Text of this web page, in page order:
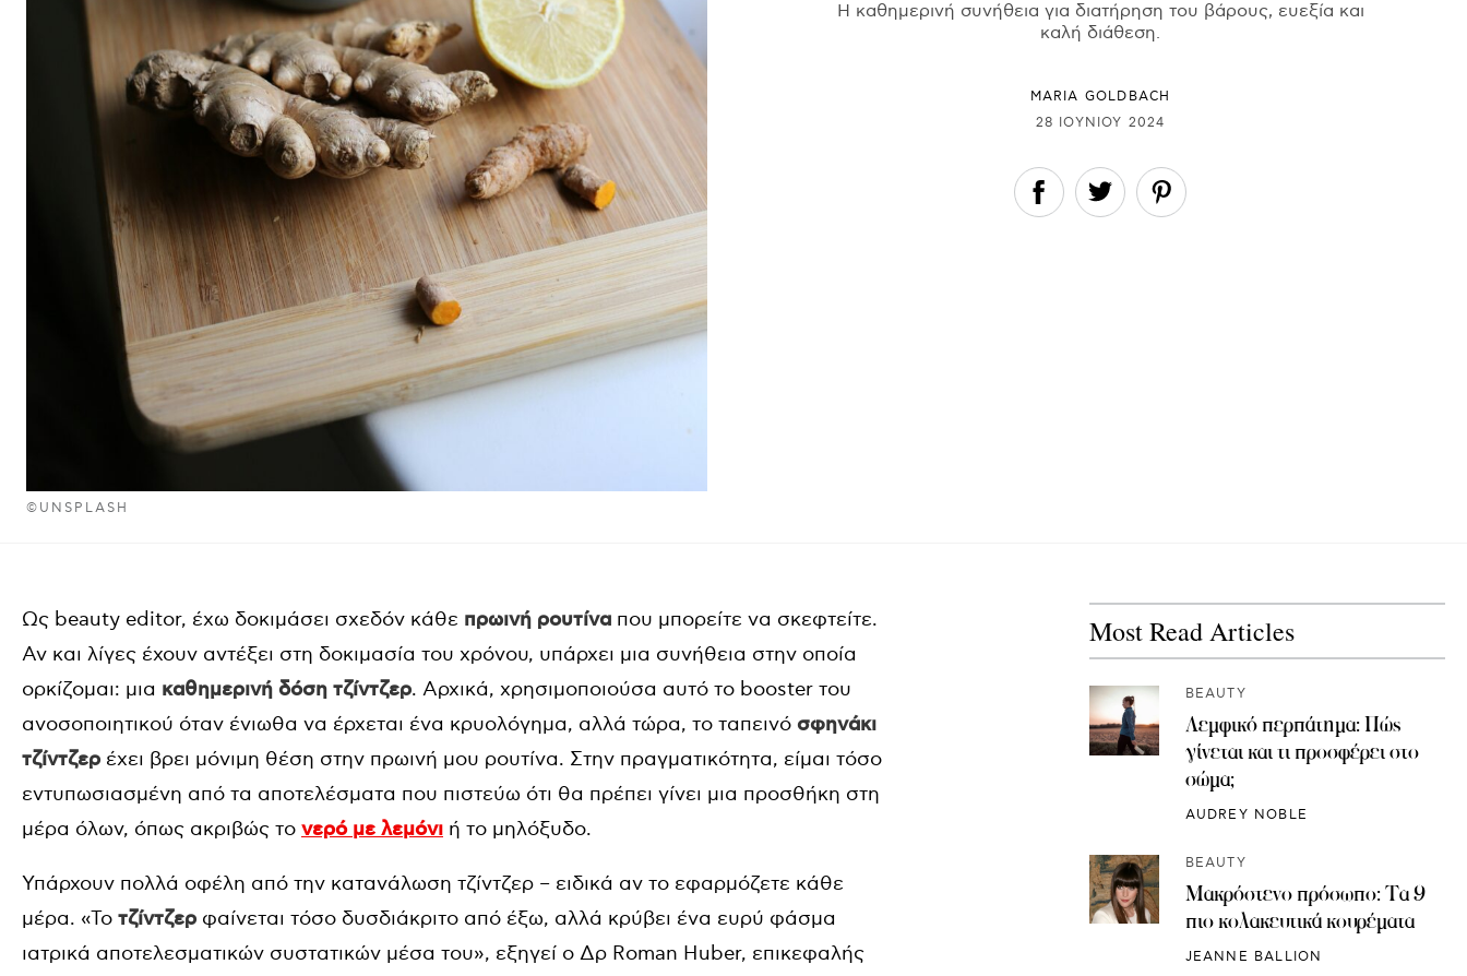
©UNSPLASH
Η καθημερινή συνήθεια για διατήρηση του βάρους, ευεξία και
καλή διάθεση.
MARIA GOLDBACH
28 ΙΟΥΝΊΟΥ 2024
Ως beauty editor, έχω δοκιμάσει σχεδόν κάθε πρωινή ρουτίνα που μπορείτε να σκεφτείτε.
Αν και λίγες έχουν αντέξει στη δοκιμασία του χρόνου, υπάρχει μια συνήθεια στην οποία
ορκίζομαι: μια καθημερινή δόση τζίντζερ. Αρχικά, χρησιμοποιούσα αυτό το booster του
ανοσοποιητικού όταν ένιωθα να έρχεται ένα κρυολόγημα, αλλά τώρα, το ταπεινό σφηνάκι
τζίντζερ έχει βρει μόνιμη θέση στην πρωινή μου ρουτίνα. Στην πραγματικότητα, είμαι τόσο
εντυπωσιασμένη από τα αποτελέσματα που πιστεύω ότι θα πρέπει γίνει μια προσθήκη στη
μέρα όλων, όπως ακριβώς το νερό με λεμόνι ή το μηλόξυδο.
Υπάρχουν πολλά οφέλη από την κατανάλωση τζίντζερ – ειδικά αν το εφαρμόζετε κάθε
μέρα. «Το τζίντζερ φαίνεται τόσο δυσδιάκριτο από έξω, αλλά κρύβει ένα ευρύ φάσμα
ιατρικά αποτελεσματικών συστατικών μέσα του», εξηγεί ο Δρ Roman Huber, επικεφαλής
Most Read Articles
BEAUTY
Λεμφικό περπάτημα: Πώς
γίνεται και τι προσφέρει στο
σώμα;
AUDREY NOBLE
BEAUTY
Μακρόστενο πρόσωπο: Τα 9
πιο κολακευτικά κουρέματα
JEANNE BALLION